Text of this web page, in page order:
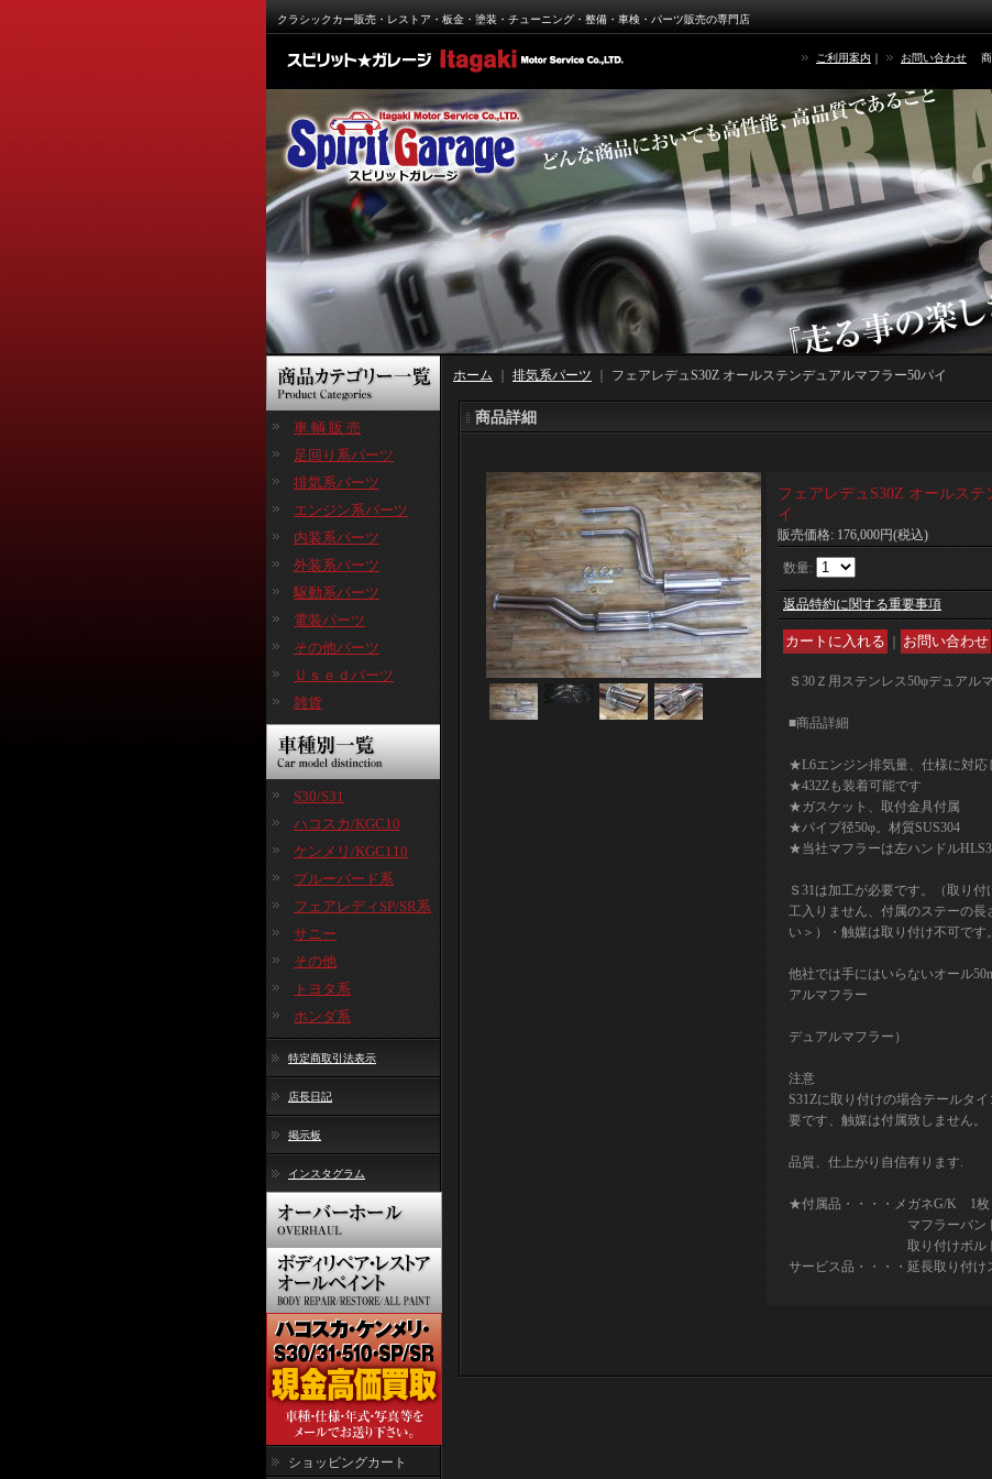
クラシックカー販売・レストア・板金・塗装・チューニング・整備・車検・パーツ販売の専門店
ご利用案内 ｜ お問い合わせ
車 輌 販 売
足回り系パーツ
排気系パーツ
エンジン系パーツ
内装系パーツ
外装系パーツ
駆動系パーツ
電装パーツ
その他パーツ
Ｕｓｅｄパーツ
雑貨
S30/S31
ハコスカ/KGC10
ケンメリ/KGC110
ブルーバード系
フェアレディSP/SR系
サニー
その他
トヨタ系
ホンダ系
特定商取引法表示
店長日記
掲示板
インスタグラム
ショッピングカート
ホーム 排気系パーツ フェアレデュS30Z オールステンデュアルマフラー50パイ
商品詳細
フェアレデュS30Z オールス
イ
販売価格: 176,000円(税込)
数量:
返品特約に関する重要事項
Ｓ30Ｚ用ステンレス50φデュアル
■商品詳細
★L6エンジン排気量、仕様に対応
★432Zも装着可能です
★ガスケット、取付金具付属
★パイプ径50φ。材質SUS304
★当社マフラーは左ハンドル
Ｓ31は加工が必要です。（取り
工入りません、付属のステーの長
い＞）・触媒は取り付け不可です
他社では手にはいらないオール
アルマフラー
（通
デュアルマフラー）
注意
S31Zに取り付けの場合テールタ
要です、触媒は付属致しません。
品質、仕上がり自信有ります.
★付属品・・・・メガネG/K 1枚
マフラーバンド
取り付けボルト 3
サービス品・・・・延長取り付